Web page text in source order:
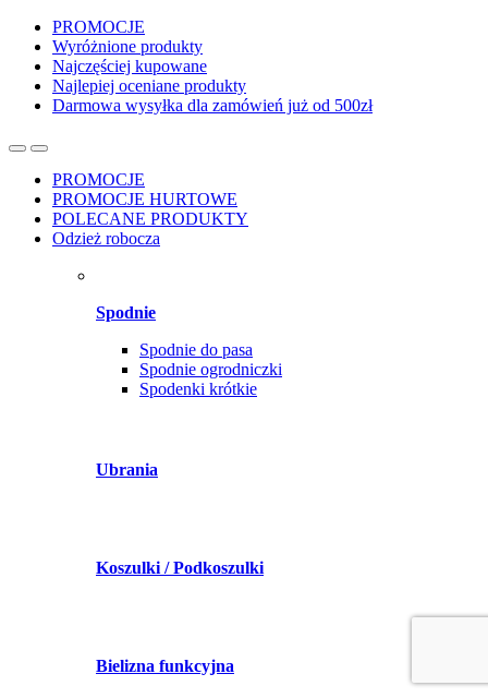
PROMOCJE
Wyróżnione produkty
Najczęściej kupowane
Najlepiej oceniane produkty
Darmowa wysyłka dla zamówień już od 500zł
PROMOCJE
PROMOCJE HURTOWE
POLECANE PRODUKTY
Odzież robocza
Spodnie
Spodnie do pasa
Spodnie ogrodniczki
Spodenki krótkie
Ubrania
Koszulki / Podkoszulki
Bielizna funkcyjna